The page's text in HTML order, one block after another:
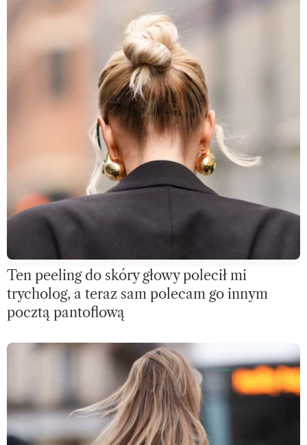
Ten peeling do skóry głowy polecił mi
trycholog, a teraz sam polecam go innym
pocztą pantoflową